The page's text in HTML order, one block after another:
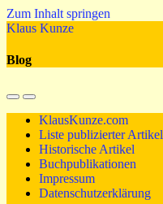
Zum Inhalt springen
Klaus Kunze
Blog
Mobil-
Menü
umschalten
Suchfeld
umschalten
KlausKunze.com
Liste publizierter Artikel
Historische Artikel
Buchpublikationen
Impressum
Datenschutzerklärung